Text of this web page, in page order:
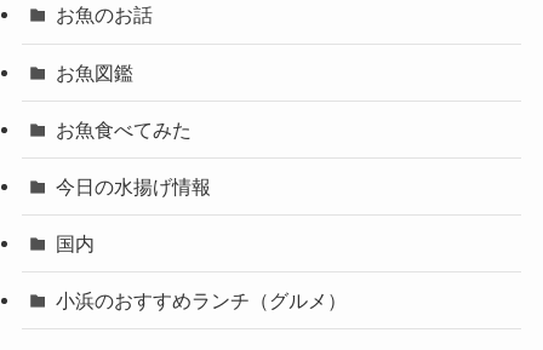
お魚のお話
お魚図鑑
お魚食べてみた
今日の水揚げ情報
国内
小浜のおすすめランチ（グルメ）